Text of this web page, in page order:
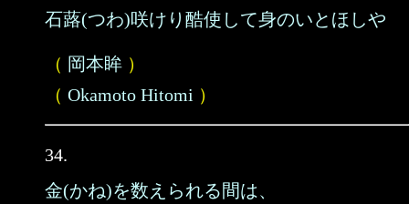
石蕗(つわ)咲けり酷使して身のいとほしや
（ 岡本眸 ）
（ Okamoto Hitomi ）
34.
金(かね)を数えられる間は、